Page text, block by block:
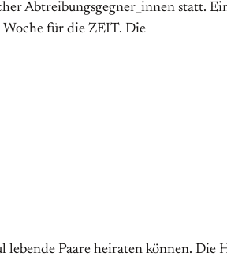
Abtreibungsgegner_innen statt.
Woche für die ZEIT. Die
Paare heiraten können.